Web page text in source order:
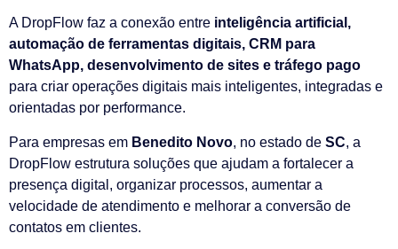
A DropFlow faz a conexão entre inteligência artificial,
automação de ferramentas digitais, CRM para
WhatsApp, desenvolvimento de sites e tráfego pago
para criar operações digitais mais inteligentes, integradas e
orientadas por performance.
Para empresas em Benedito Novo, no estado de SC, a
DropFlow estrutura soluções que ajudam a fortalecer a
presença digital, organizar processos, aumentar a
velocidade de atendimento e melhorar a conversão de
contatos em clientes.